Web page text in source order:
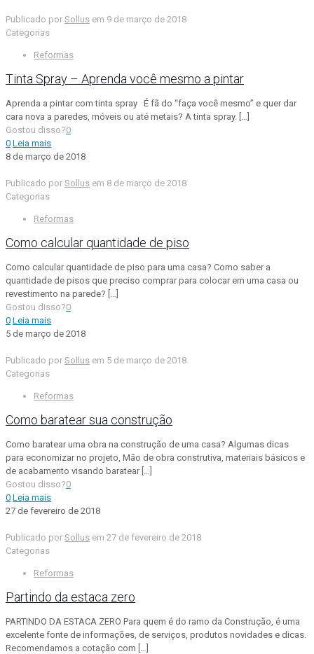
Publicado por Sollus em 9 de março de 2018
Categorias
Reformas
Tinta Spray – Aprenda você mesmo a pintar
Aprenda a pintar com tinta spray É fã do “faça você mesmo” e quer dar
cara nova a paredes, móveis ou até metais? A tinta spray. […]
Gostou disso?0
0 Leia mais
8 de março de 2018
Publicado por Sollus em 8 de março de 2018
Categorias
Reformas
Como calcular quantidade de piso
Como calcular quantidade de piso para uma casa? Como saber a
quantidade de pisos que preciso comprar para colocar em uma casa ou
revestimento na parede? […]
Gostou disso?0
0 Leia mais
5 de março de 2018
Publicado por Sollus em 5 de março de 2018
Categorias
Reformas
Como baratear sua construção
Como baratear uma obra na construção de uma casa? Algumas dicas
para economizar no projeto, Mão de obra construtiva, materiais básicos e
de acabamento visando baratear[…]
Gostou disso?0
0 Leia mais
27 de fevereiro de 2018
Publicado por Sollus em 27 de fevereiro de 2018
Categorias
Reformas
Partindo da estaca zero
PARTINDO DA ESTACA ZERO Para quem é do ramo da Construção, é uma
excelente fonte de informações, de serviços, produtos novidades e dicas.
Recomendamos a cotação com